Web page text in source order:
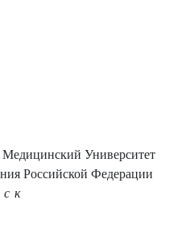
Университет
Российской Федерации